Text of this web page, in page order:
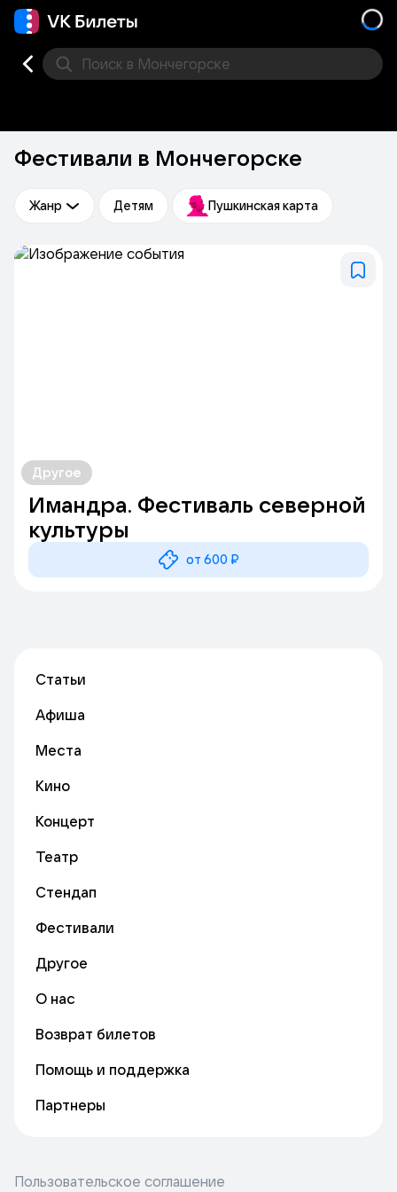
Поиск в Мончегорске
Фестивали в Мончегорске
Жанр Детям Пушкинская карта
Другое
Имандра. Фестиваль северной
культуры
от 600 ₽
Статьи
Афиша
Места
Кино
Концерт
Театр
Стендап
Фестивали
Другое
О нас
Возврат билетов
Помощь и поддержка
Партнеры
Пользовательское соглашение